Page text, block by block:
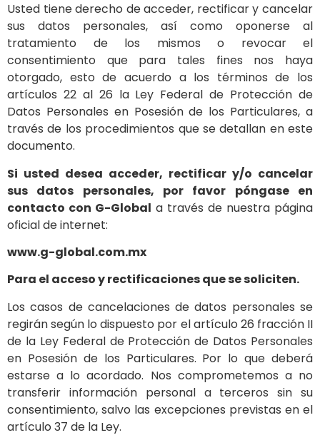
Usted tiene derecho de acceder, rectificar y cancelar
sus datos personales, así como oponerse al
tratamiento de los mismos o revocar el
consentimiento que para tales fines nos haya
otorgado, esto de acuerdo a los términos de los
artículos 22 al 26 la Ley Federal de Protección de
Datos Personales en Posesión de los Particulares, a
través de los procedimientos que se detallan en este
documento.
Si usted desea acceder, rectificar y/o cancelar
sus datos personales, por favor póngase en
contacto con G-Global a través de nuestra página
oficial de internet:
www.g-global.com.mx
Para el acceso y rectificaciones que se soliciten.
Los casos de cancelaciones de datos personales se
regirán según lo dispuesto por el artículo 26 fracción II
de la Ley Federal de Protección de Datos Personales
en Posesión de los Particulares. Por lo que deberá
estarse a lo acordado. Nos comprometemos a no
transferir información personal a terceros sin su
consentimiento, salvo las excepciones previstas en el
artículo 37 de la Ley.